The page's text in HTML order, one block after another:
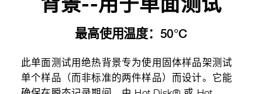
最高使用温度：50°C
此单面测试用绝热背景专为使用固体样品架测试
单个样品（而非标准的两件样品）而设计。它能